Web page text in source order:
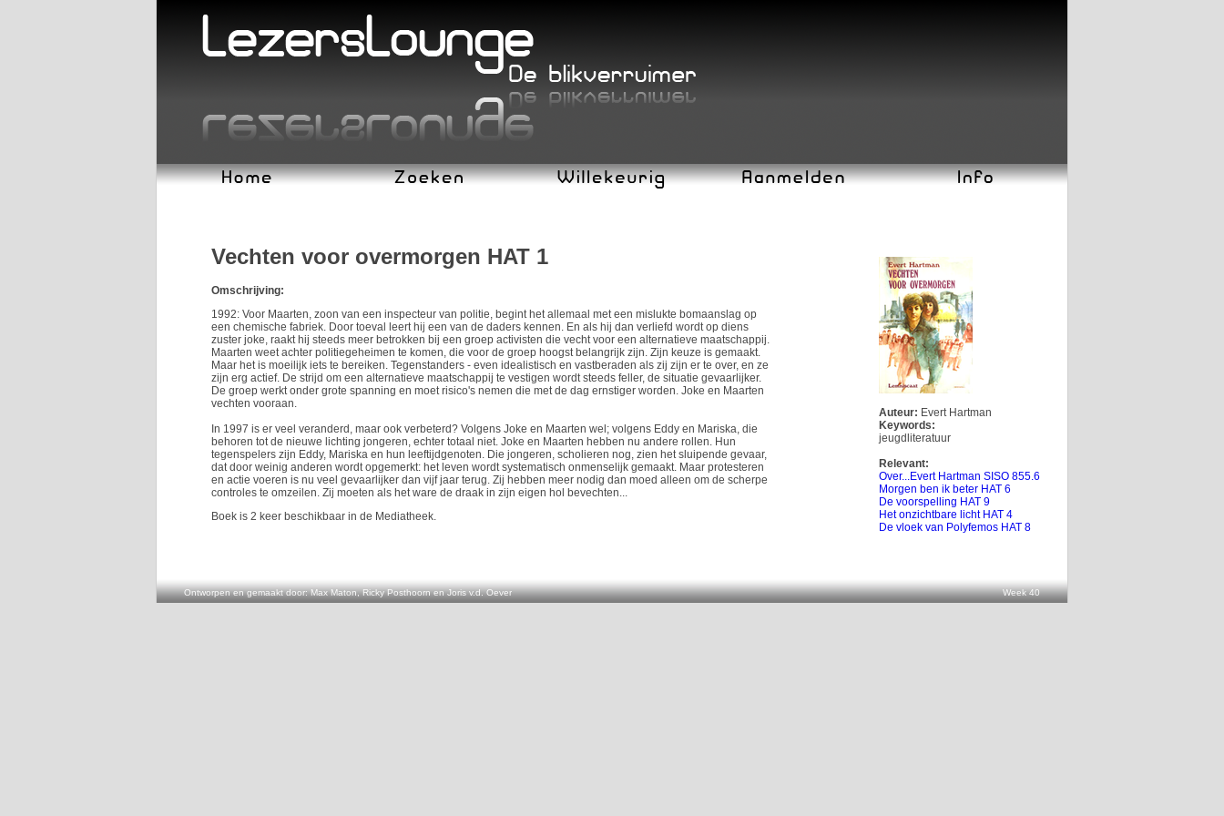
Vechten voor overmorgen HAT 1
Omschrijving:
1992: Voor Maarten, zoon van een inspecteur van politie, begint het allemaal met een mislukte bomaanslag op
een chemische fabriek. Door toeval leert hij een van de daders kennen. En als hij dan verliefd wordt op diens
zuster joke, raakt hij steeds meer betrokken bij een groep activisten die vecht voor een alternatieve maatschappij.
Maarten weet achter politiegeheimen te komen, die voor de groep hoogst belangrijk zijn. Zijn keuze is gemaakt.
Maar het is moeilijk iets te bereiken. Tegenstanders - even idealistisch en vastberaden als zij zijn er te over, en ze
zijn erg actief. De strijd om een alternatieve maatschappij te vestigen wordt steeds feller, de situatie gevaarlijker.
De groep werkt onder grote spanning en moet risico's nemen die met de dag ernstiger worden. Joke en Maarten
vechten vooraan.
In 1997 is er veel veranderd, maar ook verbeterd? Volgens Joke en Maarten wel; volgens Eddy en Mariska, die
behoren tot de nieuwe lichting jongeren, echter totaal niet. Joke en Maarten hebben nu andere rollen. Hun
tegenspelers zijn Eddy, Mariska en hun leeftijdgenoten. Die jongeren, scholieren nog, zien het sluipende gevaar,
dat door weinig anderen wordt opgemerkt: het leven wordt systematisch onmenselijk gemaakt. Maar protesteren
en actie voeren is nu veel gevaarlijker dan vijf jaar terug. Zij hebben meer nodig dan moed alleen om de scherpe
controles te omzeilen. Zij moeten als het ware de draak in zijn eigen hol bevechten...
Boek is 2 keer beschikbaar in de Mediatheek.
Auteur: Evert Hartman
Keywords:
jeugdliteratuur
Relevant:
Over...Evert Hartman SISO 855.6
Morgen ben ik beter HAT 6
De voorspelling HAT 9
Het onzichtbare licht HAT 4
De vloek van Polyfemos HAT 8
Ontworpen en gemaakt door: Max Maton, Ricky Posthoorn en Joris v.d. Oever Week 40